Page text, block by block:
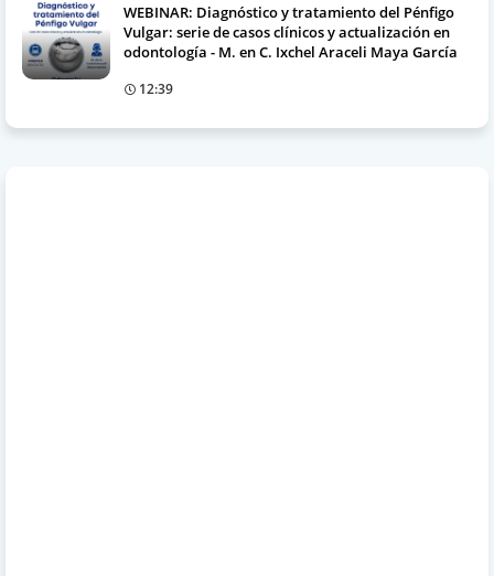
WEBINAR: Diagnóstico y tratamiento del Pénfigo
Vulgar: serie de casos clínicos y actualización en
odontología - M. en C. Ixchel Araceli Maya García
12:39